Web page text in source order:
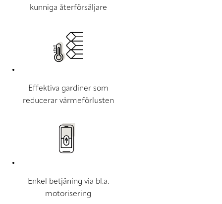
kunniga återförsäljare
Effektiva gardiner som
reducerar värmeförlusten
Enkel betjäning via bl.a.
motorisering